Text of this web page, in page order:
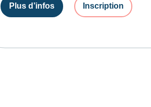
Plus d’infos Inscription